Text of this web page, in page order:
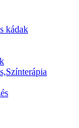
kádak